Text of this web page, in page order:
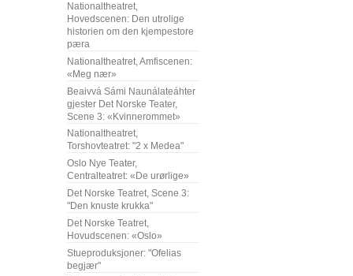
Nationaltheatret,
Hovedscenen: Den utrolige
historien om den kjempestore
pæra
Nationaltheatret, Amfiscenen:
«Meg nær»
Beaivvá Sámi Naunálateáhter
gjester Det Norske Teater,
Scene 3: «Kvinnerommet»
Nationaltheatret,
Torshovteatret: "2 x Medea"
Oslo Nye Teater,
Centralteatret: «De urørlige»
Det Norske Teatret, Scene 3:
"Den knuste krukka"
Det Norske Teatret,
Hovudscenen: «Oslo»
Stueproduksjoner: "Ofelias
begjær"